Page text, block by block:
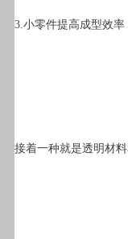
3.小零件提高成型效
接着一种就是透明材